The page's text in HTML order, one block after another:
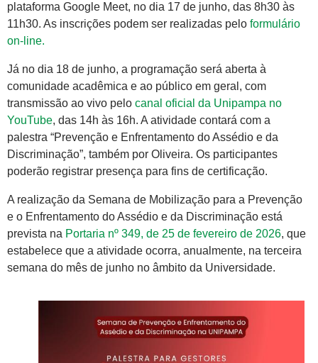
plataforma Google Meet, no dia 17 de junho, das 8h30 às
11h30. As inscrições podem ser realizadas pelo formulário
on-line.
Já no dia 18 de junho, a programação será aberta à
comunidade acadêmica e ao público em geral, com
transmissão ao vivo pelo canal oficial da Unipampa no
YouTube, das 14h às 16h. A atividade contará com a
palestra “Prevenção e Enfrentamento do Assédio e da
Discriminação”, também por Oliveira. Os participantes
poderão registrar presença para fins de certificação.
A realização da Semana de Mobilização para a Prevenção
e o Enfrentamento do Assédio e da Discriminação está
prevista na Portaria nº 349, de 25 de fevereiro de 2026, que
estabelece que a atividade ocorra, anualmente, na terceira
semana do mês de junho no âmbito da Universidade.